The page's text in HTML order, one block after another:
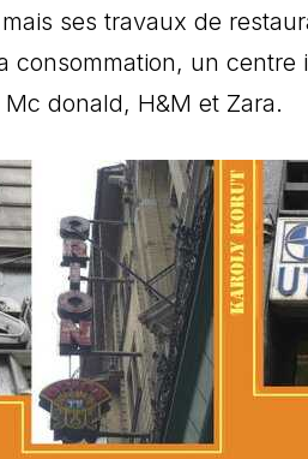
ses travaux de
consommation, un
donald, H&M et Zara.